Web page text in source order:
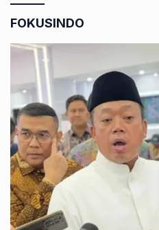
FOKUSINDO